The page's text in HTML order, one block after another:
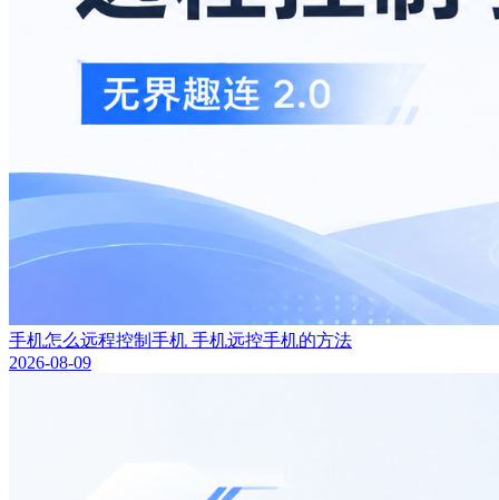
手机怎么远程控制手机 手机远控手机的方法
2026-08-09